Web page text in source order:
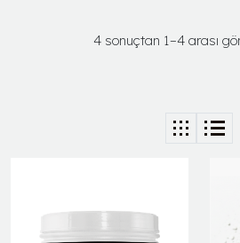
4 sonuçtan 1–4 arası